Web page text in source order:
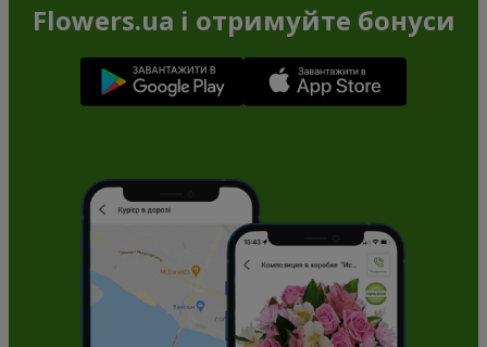
Flowers.ua і отримуйте бонуси